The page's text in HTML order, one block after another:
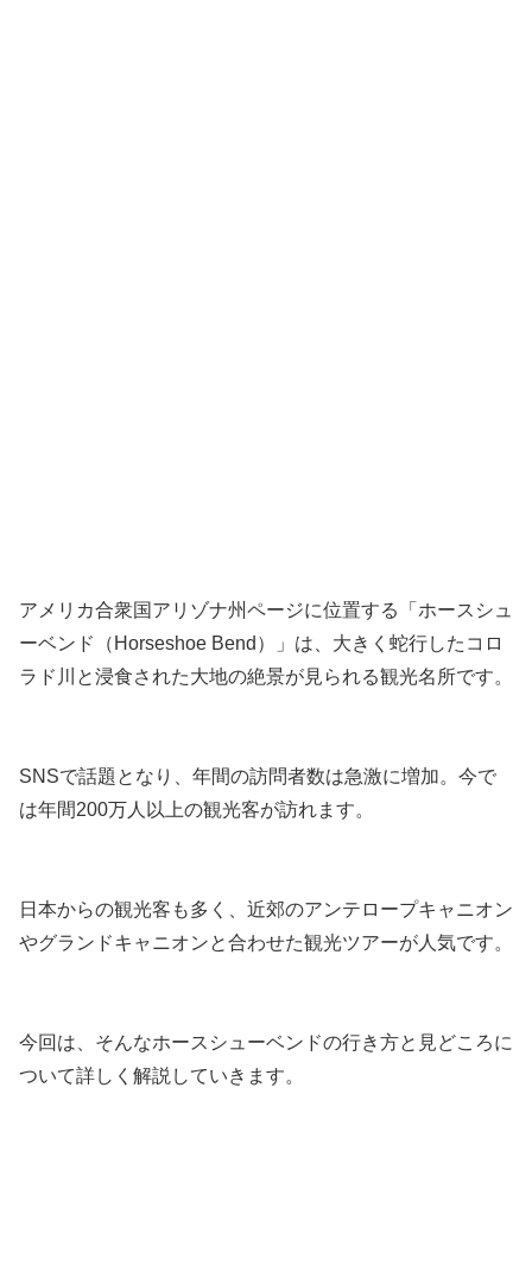
アメリカ合衆国アリゾナ州ページに位置する「ホースシュ
ーベンド（Horseshoe Bend）」は、大きく蛇行したコロ
ラド川と浸食された大地の絶景が見られる観光名所です。
SNSで話題となり、年間の訪問者数は急激に増加。今で
は年間200万人以上の観光客が訪れます。
日本からの観光客も多く、近郊のアンテロープキャニオン
やグランドキャニオンと合わせた観光ツアーが人気です。
今回は、そんなホースシューベンドの行き方と見どころに
ついて詳しく解説していきます。